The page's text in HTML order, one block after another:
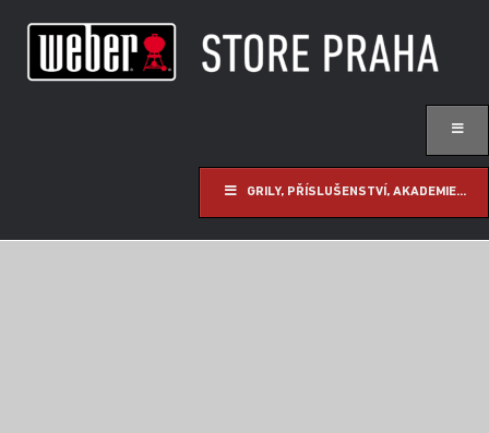
GRILY, PŘÍSLUŠENSTVÍ, AKADEMIE...